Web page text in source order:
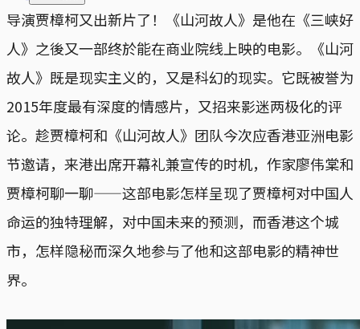
导演贾樟柯又出新片了！《山河故人》是他在《三峡好
人》之後又一部终於能在商业院线上映的电影。《山河
故人》既是现实主义的，又是科幻的现实。它既被誉为
2015年度最有深度的情感片，又招来影迷两极化的评
论。趁贾樟柯和《山河故人》团队今次应香港亚洲电影
节邀请，来港出席开幕礼兼宣传的时机，作家廖伟棠和
贾樟柯聊一聊——这部电影怎样呈现了贾樟柯对中国人
命运的独特理解，对中国未来的预测，而香港这个城
市，怎样隐秘而深久地参与了他和这部电影的精神世
界。